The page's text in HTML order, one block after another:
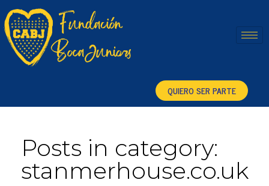
QUIERO SER PARTE
Posts in category:
stanmerhouse.co.uk